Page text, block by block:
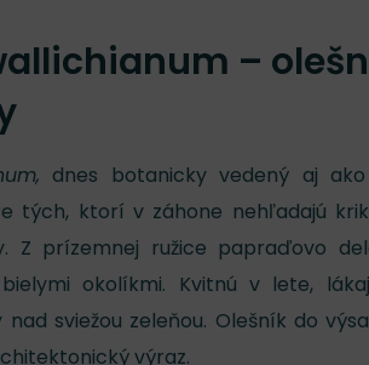
–
dnes botanicky vedený aj ako
tých, ktorí v záhone nehľadajú
Z prízemnej ružice papraďovo
okolíkmi. Kvitnú v lete,
sviežou zeleňou. Olešník do
výraz.